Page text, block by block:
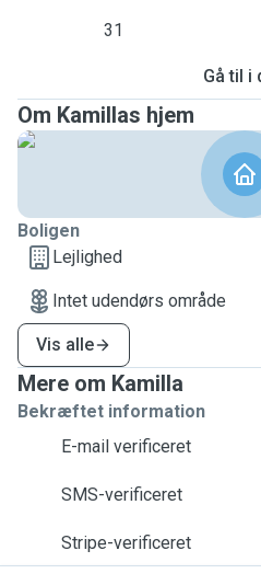
31
Gå til i
Om Kamillas hjem
Boligen
Lejlighed
Intet udendørs område
Vis alle
Mere om Kamilla
Bekræftet information
E-mail verificeret
SMS-verificeret
Stripe-verificeret